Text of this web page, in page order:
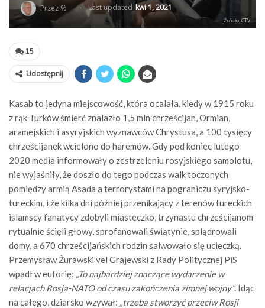
Przez % Last updated kwi 1, 2021
Źródło: CTV
15
Udostępnij
Kasab to jedyna miejscowość, która ocalała, kiedy w 1915 roku
z rąk Turków śmierć znalazło 1,5 mln chrześcijan, Ormian,
aramejskich i asyryjskich wyznawców Chrystusa, a 100 tysięcy
chrześcijanek wcielono do haremów. Gdy pod koniec lutego
2020 media informowały o zestrzeleniu rosyjskiego samolotu,
nie wyjaśniły, że doszło do tego podczas walk toczonych
pomiędzy armią Asada a terrorystami na pograniczu syryjsko-
tureckim, i że kilka dni później przenikający z terenów tureckich
islamscy fanatycy zdobyli miasteczko, trzynastu chrześcijanom
rytualnie ścięli głowy, sprofanowali świątynie, splądrowali
domy, a 670 chrześcijańskich rodzin salwowało się ucieczką.
Przemysław Żurawski vel Grajewski z Rady Politycznej PiS
wpadł w euforię: „To najbardziej znaczące wydarzenie w
relacjach Rosja-NATO od czasu zakończenia zimnej wojny”. Idąc
na całego, dziarsko wzywał: „trzeba stworzyć przeciw Rosji